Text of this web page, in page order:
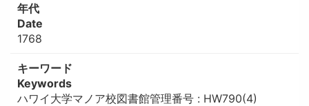
年代
Date
1768
キーワード
Keywords
ハワイ大学マノア校図書館管理番号 : HW790(4)